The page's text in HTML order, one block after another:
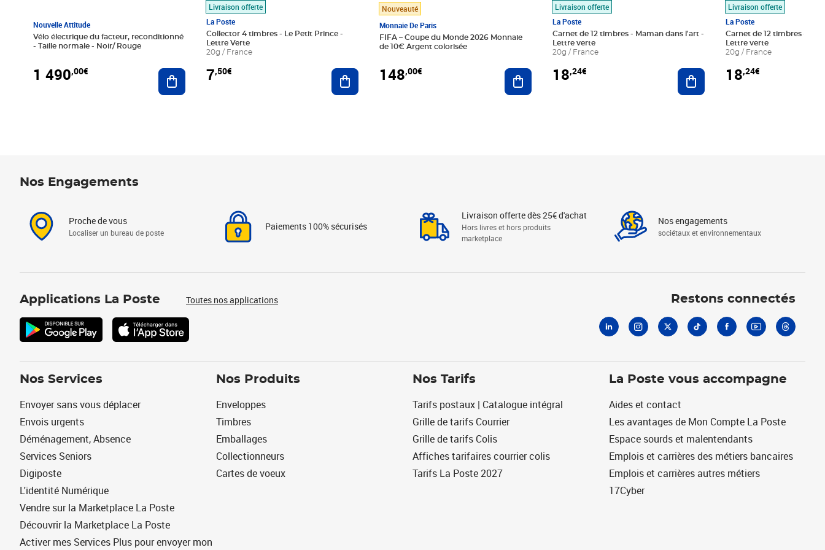
Nouvelle Attitude
Vélo électrique du facteur, reconditionné
- Taille normale - Noir/ Rouge
1 490,00€ Ajouter au panier
Livraison offerte
La Poste
Collector 4 timbres - Le Petit Prince -
Lettre Verte
20g / France
7,50€ Ajouter au panier
Nouveauté
Monnaie De Paris
FIFA – Coupe du Monde 2026 Monnaie
de 10€ Argent colorisée
148,00€ Ajouter au panier
Livraison offerte
La Poste
Carnet de 12 timbres - Maman dans l'art -
Lettre verte
20g / France
18,24€ Ajouter au panier
Livraison offerte
La Poste
Carnet de 12 timbres - Le
Lettre verte
20g / France
18,24€
Nos Engagements
Proche de vous
Localiser un bureau de poste
Paiements 100% sécurisés
Livraison offerte dès 25€ d'achat
Hors livres et hors produits
marketplace
Nos engagements
sociétaux et environnementaux
Applications La Poste Toutes nos applications Restons connectés
Nos Services
Envoyer sans vous déplacer
Envois urgents
Déménagement, Absence
Services Seniors
Digiposte
L'identité Numérique
Vendre sur la Marketplace La Poste
Découvrir la Marketplace La Poste
Activer mes Services Plus pour envoyer mon
Nos Produits
Enveloppes
Timbres
Emballages
Collectionneurs
Cartes de voeux
Nos Tarifs
Tarifs postaux | Catalogue intégral
Grille de tarifs Courrier
Grille de tarifs Colis
Affiches tarifaires courrier colis
Tarifs La Poste 2027
La Poste vous accompagne
Aides et contact
Les avantages de Mon Compte La Poste
Espace sourds et malentendants
Emplois et carrières des métiers bancaires
Emplois et carrières autres métiers
17Cyber